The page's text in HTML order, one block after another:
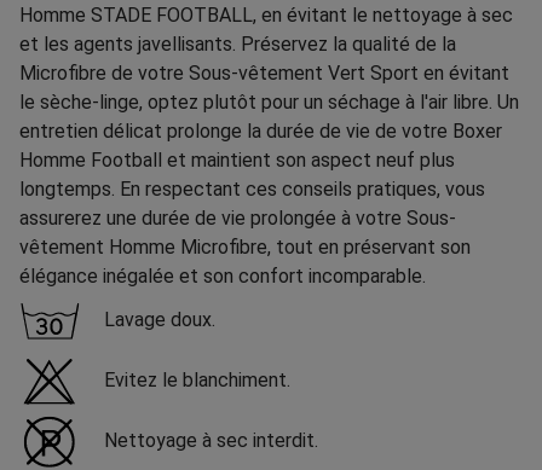
Homme STADE FOOTBALL, en évitant le nettoyage à sec
et les agents javellisants. Préservez la qualité de la
Microfibre de votre Sous-vêtement Vert Sport en évitant
le sèche-linge, optez plutôt pour un séchage à l'air libre. Un
entretien délicat prolonge la durée de vie de votre Boxer
Homme Football et maintient son aspect neuf plus
longtemps. En respectant ces conseils pratiques, vous
assurerez une durée de vie prolongée à votre Sous-
vêtement Homme Microfibre, tout en préservant son
élégance inégalée et son confort incomparable.
Lavage doux.
Evitez le blanchiment.
Nettoyage à sec interdit.